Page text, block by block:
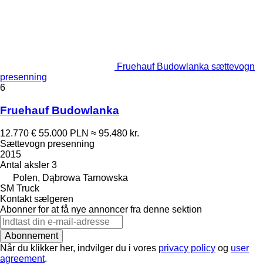
Fruehauf Budowlanka sættevogn
presenning
6
Fruehauf Budowlanka
12.770 € 55.000 PLN ≈ 95.480 kr.
Sættevogn presenning
2015
Antal aksler 3
Polen, Dąbrowa Tarnowska
SM Truck
Kontakt sælgeren
Abonner for at få nye annoncer fra denne sektion
Abonnement
Når du klikker her, indvilger du i vores privacy policy og user
agreement.